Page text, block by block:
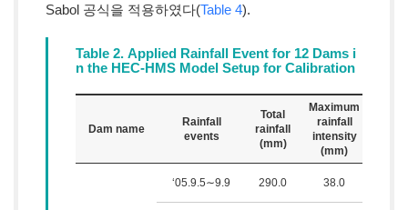
Sabol 공식을 적용하였다(Table 4).
Table 2. Applied Rainfall Event for 12 Dams i
n the HEC-HMS Model Setup for Calibration
Dam name
Rainfall
events
Total
rainfall
(mm)
Maximum
rainfall
intensity
(mm)
‘05.9.5∼9.9 290.0 38.0